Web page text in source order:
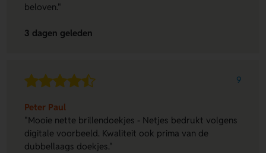
beloven."
3 dagen geleden
9
Peter Paul
"Mooie nette brillendoekjes - Netjes bedrukt volgens
digitale voorbeeld. Kwaliteit ook prima van de
dubbellaags doekjes."